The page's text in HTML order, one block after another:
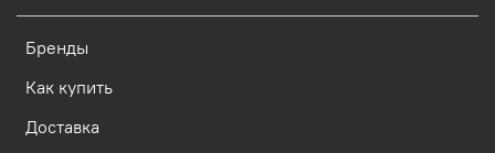
Бренды
Как купить
Доставка